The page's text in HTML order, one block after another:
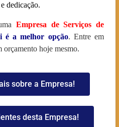
dedicação.
Empresa de Serviços de
é a melhor opção. Entre em
orçamento hoje mesmo.
sobre a Empresa!
desta Empresa!